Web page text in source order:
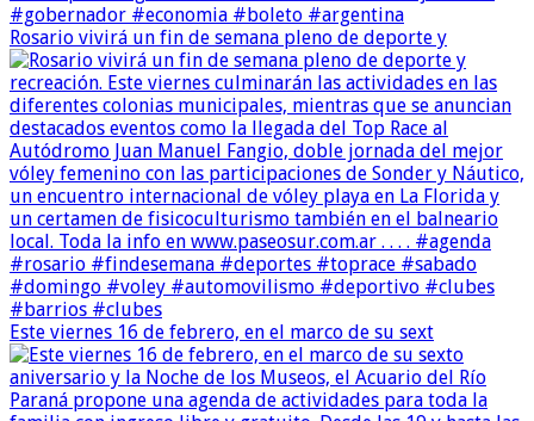
Rosario vivirá un fin de semana pleno de deporte y
Este viernes 16 de febrero, en el marco de su sext